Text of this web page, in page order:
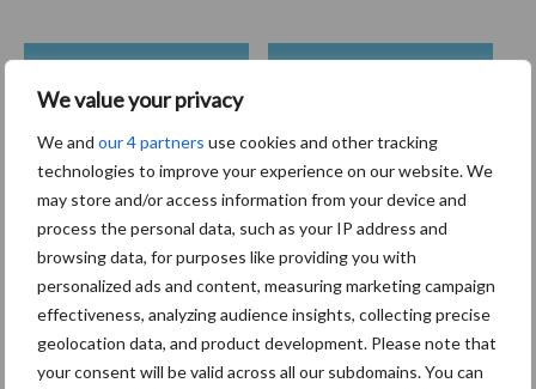
We value your privacy
We and our 4 partners use cookies and other tracking
technologies to improve your experience on our website. We
may store and/or access information from your device and
process the personal data, such as your IP address and
browsing data, for purposes like providing you with
personalized ads and content, measuring marketing campaign
effectiveness, analyzing audience insights, collecting precise
geolocation data, and product development. Please note that
your consent will be valid across all our subdomains. You can
bemesting
Toon meer
Gerelateerde artikelen